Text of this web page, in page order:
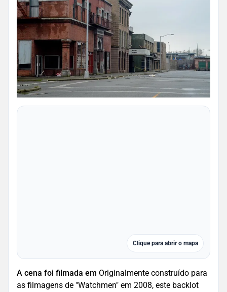
Clique para abrir o mapa
A cena foi filmada em Originalmente construído para
as filmagens de "Watchmen" em 2008, este backlot